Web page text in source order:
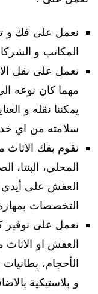
نعمل على فك و
المكاتب و
نعمل على نقل
مهما كان نوعه
يمكننا نقله و
سلامته من اي
نقوم بفك الاثاث
المحلي، البنتا،
العفش على أيدي
التخصصات
نعمل على توفير
العفش او
الأحجام،
و بلاستيكية